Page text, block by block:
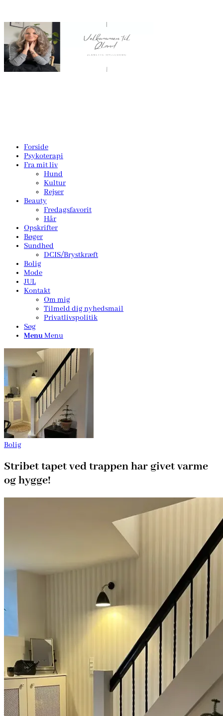
Forside
Psykoterapi
Fra mit liv
Hund
Kultur
Rejser
Beauty
Fredagsfavorit
Hår
Opskrifter
Bøger
Sundhed
DCIS/Brystkræft
Bolig
Mode
JUL
Kontakt
Om mig
Tilmeld dig nyhedsmail
Privatlivspolitik
Søg
MenuMenu
Bolig
Stribet tapet ved trappen har givet varme
og hygge!